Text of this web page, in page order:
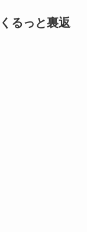
るっと裏返